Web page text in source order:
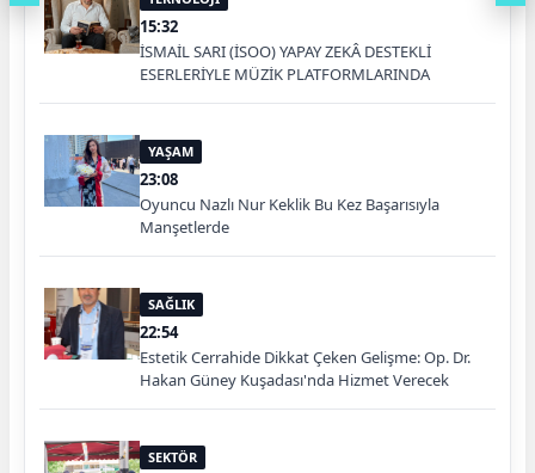
15:32
İSMAİL SARI (İSOO) YAPAY ZEKÂ DESTEKLİ
ESERLERİYLE MÜZİK PLATFORMLARINDA
YAŞAM
23:08
Oyuncu Nazlı Nur Keklik Bu Kez Başarısıyla
Manşetlerde
SAĞLIK
22:54
Estetik Cerrahide Dikkat Çeken Gelişme: Op. Dr.
Hakan Güney Kuşadası'nda Hizmet Verecek
SEKTÖR